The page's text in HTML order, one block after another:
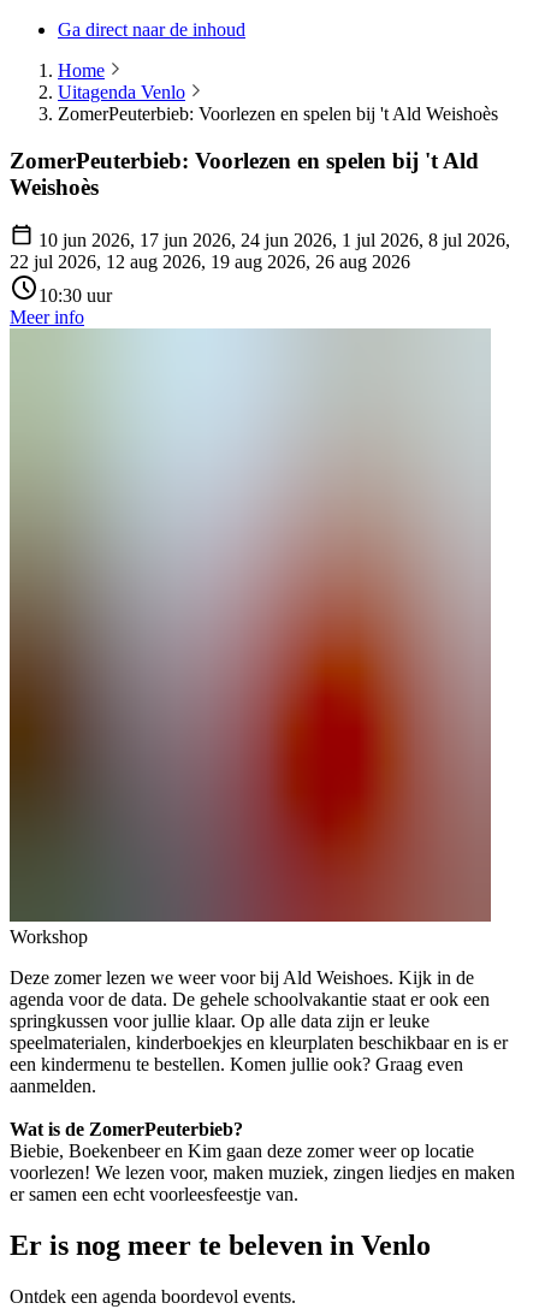
Ga direct naar de inhoud
Home
Uitagenda Venlo
ZomerPeuterbieb: Voorlezen en spelen bij 't Ald Weishoès
ZomerPeuterbieb: Voorlezen en spelen bij 't Ald
Weishoès
10 jun 2026, 17 jun 2026, 24 jun 2026, 1 jul 2026, 8 jul 2026,
22 jul 2026, 12 aug 2026, 19 aug 2026, 26 aug 2026
10:30 uur
Meer info
Workshop
Deze zomer lezen we weer voor bij Ald Weishoes. Kijk in de
agenda voor de data. De gehele schoolvakantie staat er ook een
springkussen voor jullie klaar. Op alle data zijn er leuke
speelmaterialen, kinderboekjes en kleurplaten beschikbaar en is er
een kindermenu te bestellen. Komen jullie ook? Graag even
aanmelden.
Wat is de ZomerPeuterbieb?
Biebie, Boekenbeer en Kim gaan deze zomer weer op locatie
voorlezen! We lezen voor, maken muziek, zingen liedjes en maken
er samen een echt voorleesfeestje van.
Er is nog meer te beleven in Venlo
Ontdek een agenda boordevol events.